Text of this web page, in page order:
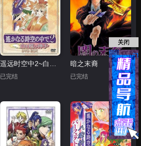
已完结
暗之末裔
已完结
关闭